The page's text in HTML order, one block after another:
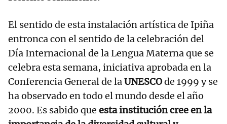
El sentido de esta instalación artística de Ipiña
entronca con el sentido de la celebración del
Día Internacional de la Lengua Materna que se
celebra esta semana, iniciativa aprobada en la
Conferencia General de laUNESCOde 1999 y se
ha observado en todo el mundo desde el año
2000. Es sabido que esta institución cree en la